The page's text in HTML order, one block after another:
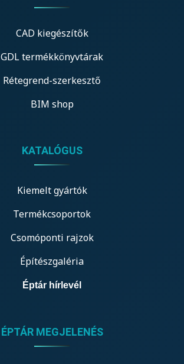
CAD kiegészítők
GDL termékkönyvtárak
Rétegrend-szerkesztő
BIM shop
KATALÓGUS
Kiemelt gyártók
Termékcsoportok
Csomóponti rajzok
Építészgaléria
Éptár hírlevél
ÉPTÁR MEGJELENÉS